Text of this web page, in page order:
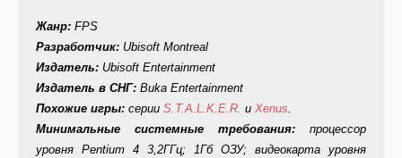
Жанр: FPS
Разработчик: Ubisoft Montreal
Издатель: Ubisoft Entertainment
Издатель в СНГ: Buka Entertainment
Похожие игры: серии S.T.A.L.K.E.R. и Xenus.
Минимальные системные требования: процессор
уровня Pentium 4 3,2ГГц; 1Гб ОЗУ; видеокарта уровня